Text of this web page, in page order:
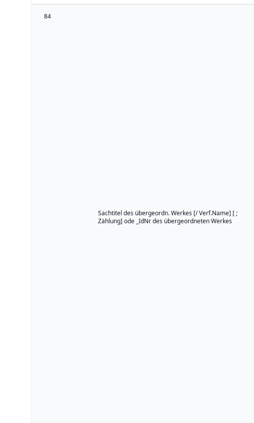
84
Sachtitel des übergeordn. Werkes [/ Verf.Name] [ ;
Zählung] ode _IdNr des übergeordneten Werkes